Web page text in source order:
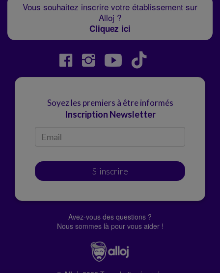
Vous souhaitez inscrire votre établissement sur
Alloj ?
Cliquez ici
Soyez les premiers à être informés
Inscription Newsletter
S'inscrire
Avez-vous des questions ?
Nous sommes là pour vous aider !